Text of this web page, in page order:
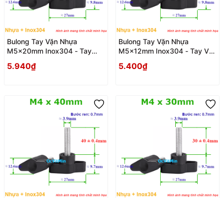
Bulong Tay Vặn Nhựa
M5x20mm Inox304 - Tay
5.940₫
Bulong Tay Vặn Nhựa
M5x12mm Inox304 - Tay Van
5.400₫